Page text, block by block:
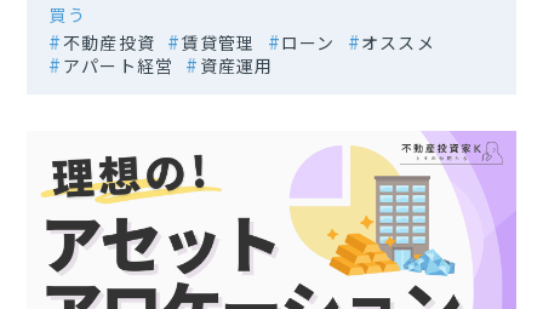
買う
不動産投資
賃貸管理 ローン
オススメ
アパート経営
資産運用